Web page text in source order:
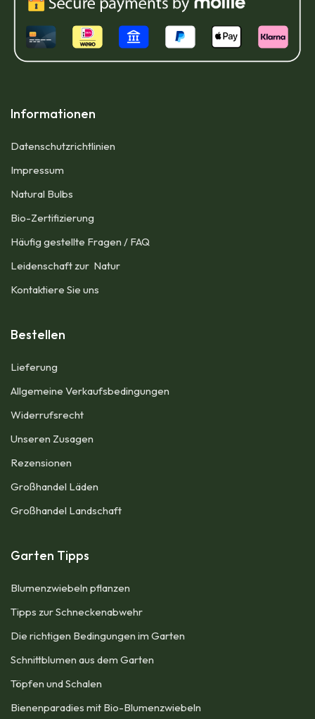
Informationen
Datenschutzrichtlinien
Impressum​
Natural Bulbs
Bio-Zertifizierung
Häufig gestellte Fragen / FAQ
Leidenschaft zur Natur
Kontaktiere Sie uns
Bestellen
Lieferung
Allgemeine Verkaufsbedingungen​
Widerrufsrecht
Unseren Zusagen
Rezensionen​
Großhandel Läden
Großhandel Landschaft
Garten Tipps
Blumenzwiebeln pflanzen
Tipps zur Schneckenabwehr
Die richtigen Bedingungen im Garten
Schnittblumen aus dem Garten
Töpfen und Schalen
Bienenparadies mit Bio-Blumenzwiebeln